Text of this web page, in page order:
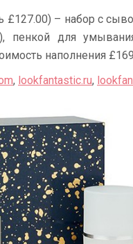
£127.00) – набор с
пенкой для
наполнения
, lookfantastic.ru,